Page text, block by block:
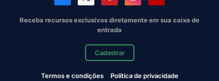
Receba recursos exclusivos diretamente em sua caixa de
entrada
Cadastrar
Termos e condições
Política de privacidade